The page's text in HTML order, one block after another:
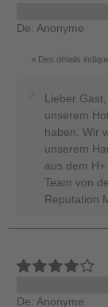
De: Anonyme
Des détails
Lieber
unserem
haben. Wir
unserem
aus dem
Team von
Reputation
De: Anonyme